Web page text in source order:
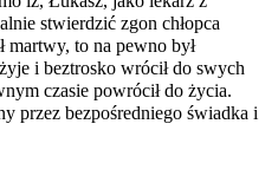
stwierdzić zgon chłopca
martwy, to na pewno był
i beztrosko wrócił do swych
czasie powrócił do życia.
przez bezpośredniego świadka i